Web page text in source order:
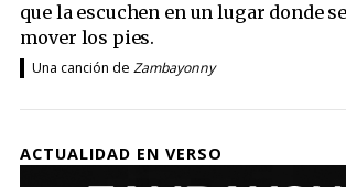
que la escuchen en un lugar donde
mover los pies.
Una canción de Zambayonny
ACTUALIDAD EN VERSO